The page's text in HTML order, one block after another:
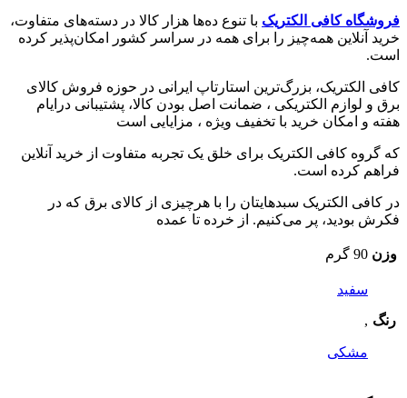
فروشگاه کافی الکتریک با تنوع ده‌ها هزار کالا در دسته‌های متفاوت،
خرید آنلاین همه‌چیز را برای همه در سراسر کشور امکان‌پذیر کرده
است.
کافی الکتریک، بزرگ‌ترین استارتاپ ایرانی در حوزه فروش کالای
برق و لوازم الکتریکی ،‌ ضمانت اصل بودن کالا، پشتیبانی درایام
هفته و امکان خرید با تخفیف ویژه ، مزایایی است
که گروه کافی الکتریک برای خلق یک تجربه متفاوت از خرید آنلاین
فراهم کرده است.
در کافی الکتریک سبدهایتان را با هرچیزی از کالای برق که در
فکرش بودید، پر می‌کنیم. از خرده تا عمده
وزن 90 گرم
رنگ
سفید
,
مشکی